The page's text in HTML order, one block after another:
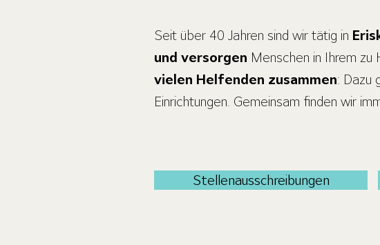
Seit über 40 Jahren sind wir tätig in
und versorgen Menschen in Ihrem zu
vielen Helfenden zusammen: Dazu
Einrichtungen. Gemeinsam finden wir
Stellenausschreibungen